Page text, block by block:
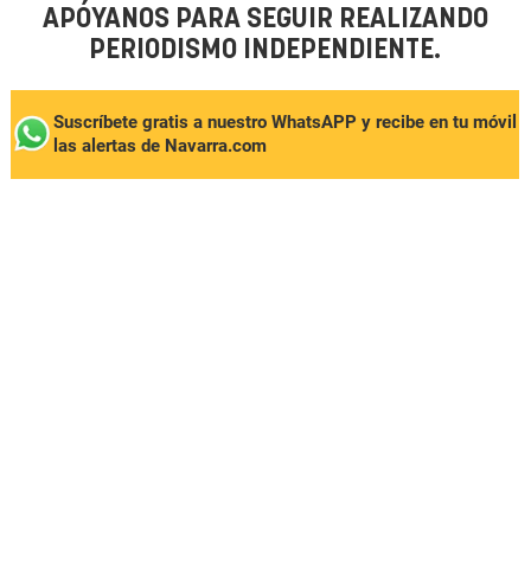
APÓYANOS PARA SEGUIR REALIZANDO
PERIODISMO INDEPENDIENTE.
Suscríbete gratis a nuestro WhatsAPP y recibe en tu móvil
las alertas de Navarra.com